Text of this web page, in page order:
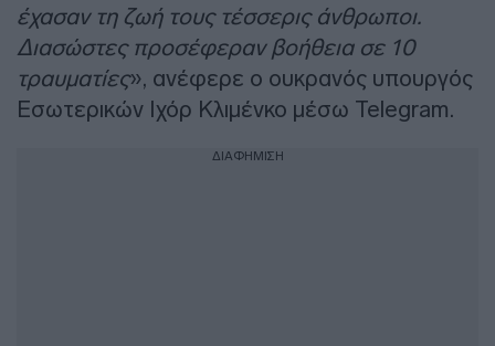
έχασαν τη ζωή τους τέσσερις άνθρωποι.
Διασώστες προσέφεραν βοήθεια σε 10
τραυματίες», ανέφερε ο ουκρανός υπουργός
Εσωτερικών Ιχόρ Κλιμένκο μέσω Telegram.
ΔΙΑΦΗΜΙΣΗ